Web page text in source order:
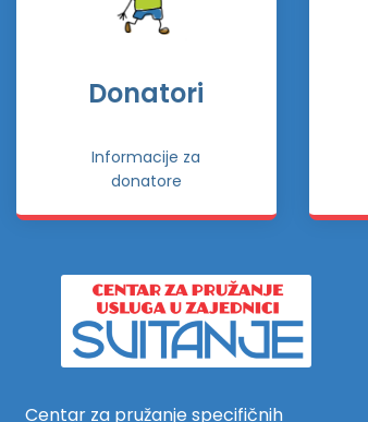
Donatori
Informacije za
donatore
Centar za pružanje specifičnih